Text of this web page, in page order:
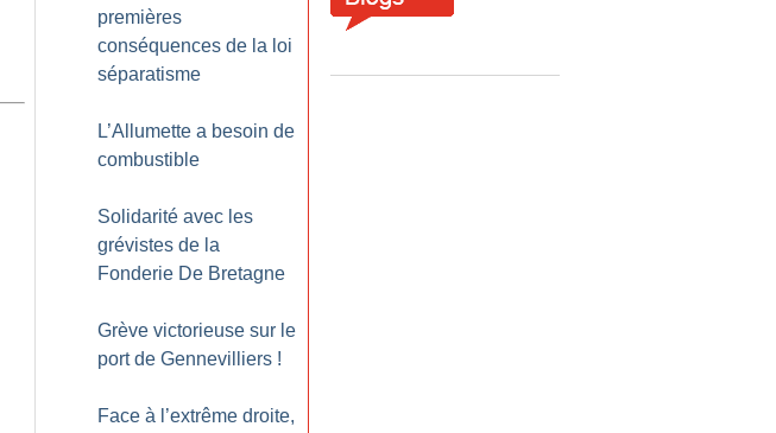
premières
conséquences de la loi
séparatisme
L’Allumette a besoin de
combustible
Solidarité avec les
grévistes de la
Fonderie De Bretagne
Grève victorieuse sur le
port de Gennevilliers !
Face à l’extrême droite,